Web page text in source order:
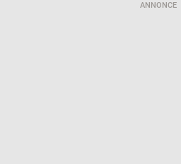
ANNONCE